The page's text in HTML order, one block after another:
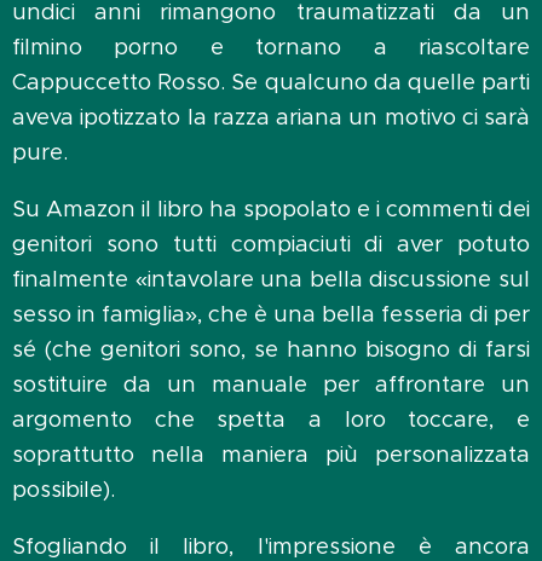
undici anni rimangono traumatizzati da un
filmino porno e tornano a riascoltare
Cappuccetto Rosso. Se qualcuno da quelle parti
aveva ipotizzato la razza ariana un motivo ci sarà
pure.
Su Amazon il libro ha spopolato e i commenti dei
genitori sono tutti compiaciuti di aver potuto
finalmente «intavolare una bella discussione sul
sesso in famiglia», che è una bella fesseria di per
sé (che genitori sono, se hanno bisogno di farsi
sostituire da un manuale per affrontare un
argomento che spetta a loro toccare, e
soprattutto nella maniera più personalizzata
possibile).
Sfogliando il libro, l'impressione è ancora